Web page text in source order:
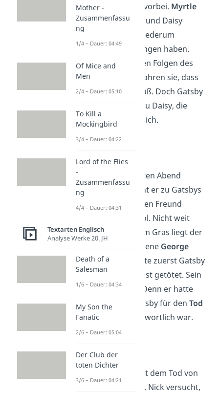
einemAutounfall vorbei. Myrtle
wurde von Gatsby und Daisy
angefahren, die wiederum
Fahrerflucht begangen haben.
Myrtle stirbt
an den Folgen des
Unfalls. Später erfahren sie, dass
Daisy am Steuer saß. Doch Gatsby
nimmt, aus Liebe zu Daisy, die
ganze Schuld auf sich.
Als Nick am nächsten Abend
Schüsse
hört, rennt er zu Gatsbys
Villa. Er findet seinen Freund
im Pool. Nicht weit
entfernt von ihm im Gras liegt der
ebenfalls erschossene George
Wilson. Wilson hatte zuerst Gatsby
und dann sich selbst getötet. Sein
Motiv war Rache. Denn er hatte
erfahren, dass Gatsby für denTod
seiner Frau
verantwortlich war.
Kapitel 9
sind seit dem Tod von
Gatsby vergangen. Nick versucht,
Mother -
Zusammenfassu
ng
1/4 – Dauer: 04:49
Of Mice and
Men
2/4 – Dauer: 05:10
To Kill a
Mockingbird
3/4 – Dauer: 04:22
Lord of the Flies
-
Zusammenfassu
ng
4/4 – Dauer: 04:31
Textarten Englisch
Analyse Werke 20. JH
Death of a
Salesman
1/6 – Dauer: 04:34
My Son the
Fanatic
2/6 – Dauer: 05:04
Der Club der
toten Dichter
3/6 – Dauer: 04:21